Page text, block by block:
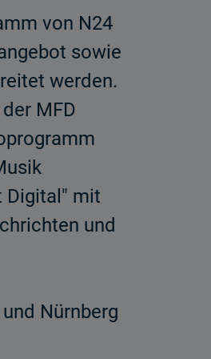
von N24
sowie
werden.
MFD
Digital" mit
und
Nürnberg